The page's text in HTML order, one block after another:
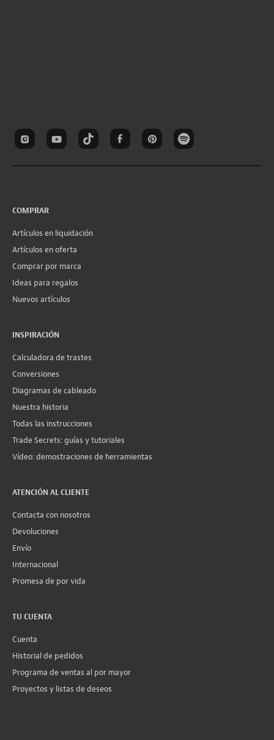
COMPRAR
Artículos en liquidación
Artículos en oferta
Comprar por marca
Ideas para regalos
Nuevos artículos
INSPIRACIÓN
Calculadora de trastes
Conversiones
Diagramas de cableado
Nuestra historia
Todas las instrucciones
Trade Secrets: guías y tutoriales
Vídeo: demostraciones de herramientas
ATENCIÓN AL CLIENTE
Contacta con nosotros
Devoluciones
Envío
Internacional
Promesa de por vida
TU CUENTA
Cuenta
Historial de pedidos
Programa de ventas al por mayor
Proyectos y listas de deseos